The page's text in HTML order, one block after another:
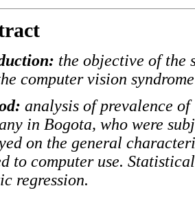
the objective of the
computer vision
analysis of prevalence
in Bogota, who were
on the general
to computer use.
regression.